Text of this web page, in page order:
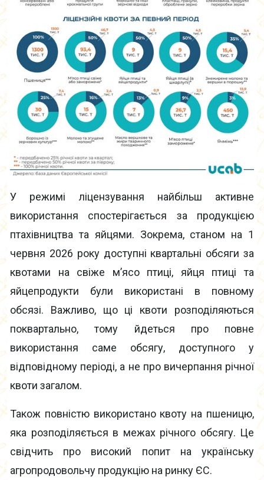
У режимі ліцензування найбільш активне
використання спостерігається за продукцією
птахівництва та яйцями. Зокрема, станом на 1
червня 2026 року доступні квартальні обсяги за
квотами на свіже м’ясо птиці, яйця птиці та
яйцепродукти були використані в повному
обсязі. Важливо, що ці квоти розподіляються
поквартально, тому йдеться про повне
використання саме обсягу, доступного у
відповідному періоді, а не про вичерпання річної
квоти загалом.
Також повністю використано квоту на пшеницю,
яка розподіляється в межах річного обсягу. Це
свідчить про високий попит на українську
агропродовольчу продукцію на ринку ЄС.